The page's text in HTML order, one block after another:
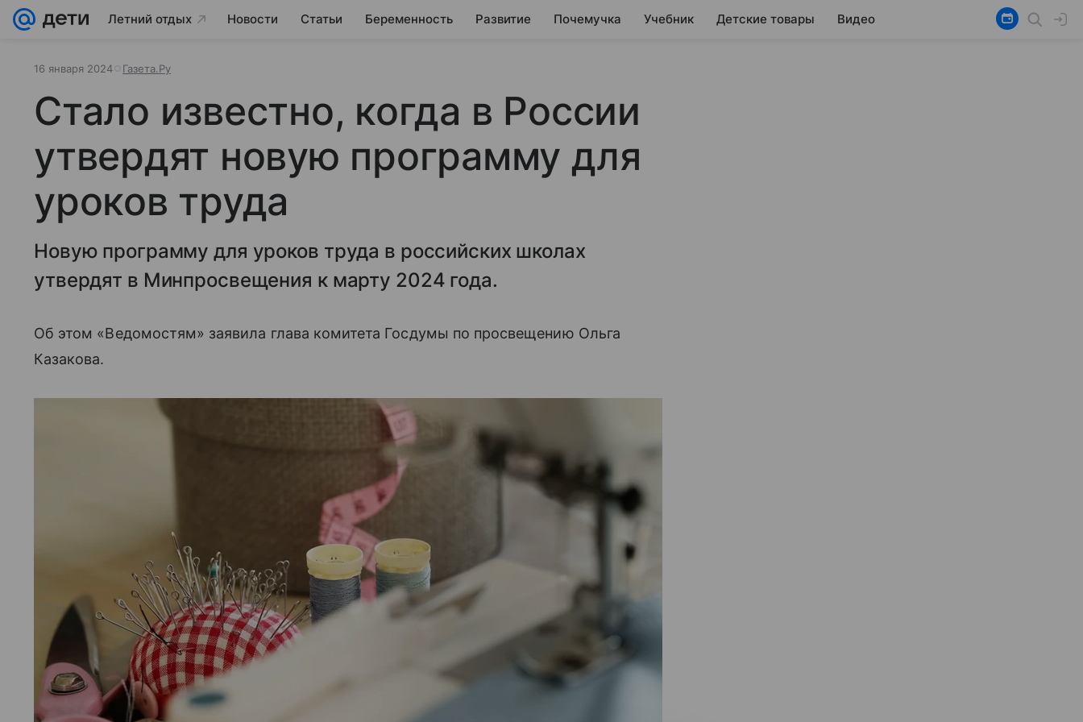
Летний отдых Новости Статьи Беременность Развитие Почемучка Учебник Детские товары Видео
16 января 2024 Газета.Ру
Стало известно, когда в России
утвердят новую программу для
уроков труда
Новую программу для уроков труда в российских школах
утвердят в Минпросвещения к марту 2024 года.
Об этом «Ведомостям» заявила глава комитета Госдумы по просвещению Ольга
Казакова.